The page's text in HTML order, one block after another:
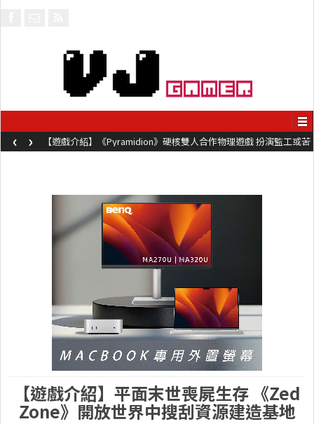
【遊戲介紹】《Pyramidion》硬核雙人合作物理遊戲 扮演監工或苦
工奮力鞭打對方前進
‹ ›
【遊戲介紹】平面末世喪屍生存 《Zed
Zone》開放世界中搜刮資源建造基地